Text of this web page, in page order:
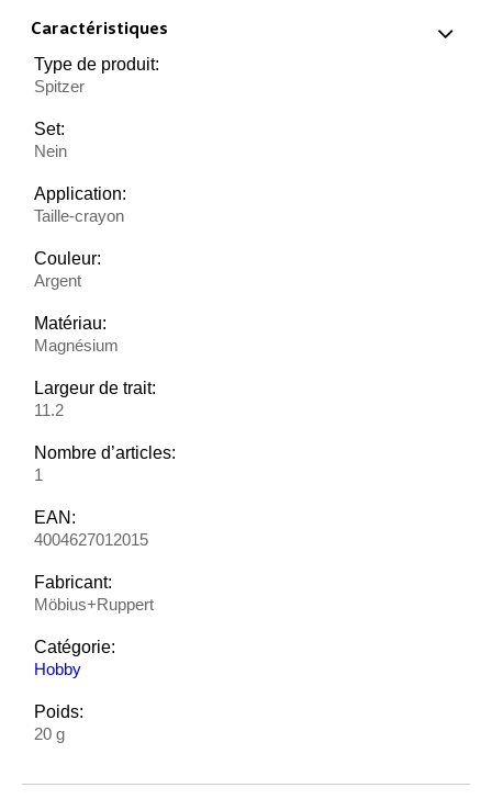
Caractéristiques
Type de produit:
Spitzer
Set:
Nein
Application:
Taille-crayon
Couleur:
Argent
Matériau:
Magnésium
Largeur de trait:
11.2
Nombre d’articles:
1
EAN:
4004627012015
Fabricant:
Möbius+Ruppert
Catégorie:
Hobby
Poids:
20 g